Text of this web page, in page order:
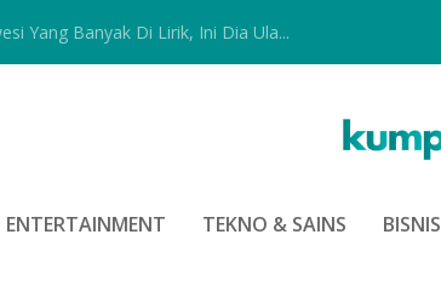
Yang Banyak Di Lirik, Ini Dia Ula...
ENTERTAINMENT TEKNO & SAINS BISNIS